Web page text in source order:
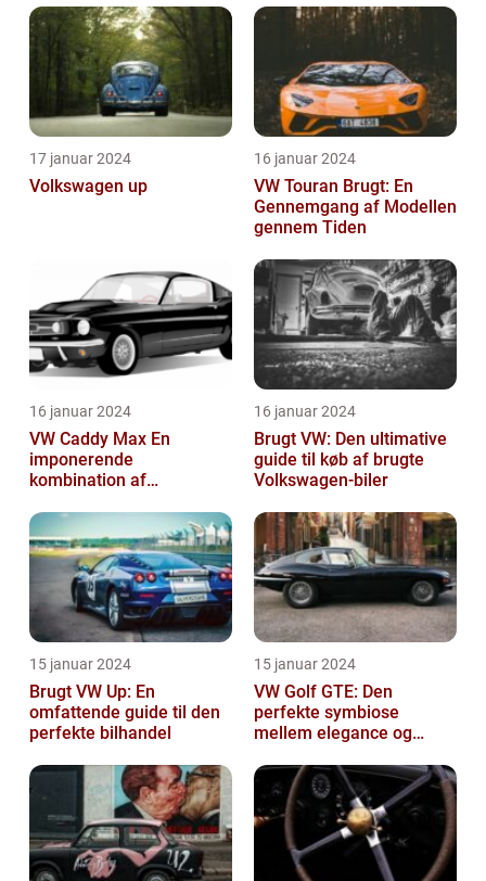
17 januar 2024
Volkswagen up
16 januar 2024
VW Touran Brugt: En
Gennemgang af Modellen
gennem Tiden
16 januar 2024
VW Caddy Max En
imponerende
kombination af
og komfort
16 januar 2024
Brugt VW: Den ultimative
guide til køb af brugte
Volkswagen-biler
15 januar 2024
Brugt VW Up: En
omfattende guide til den
perfekte bilhandel
15 januar 2024
VW Golf GTE: Den
perfekte symbiose
mellem elegance og